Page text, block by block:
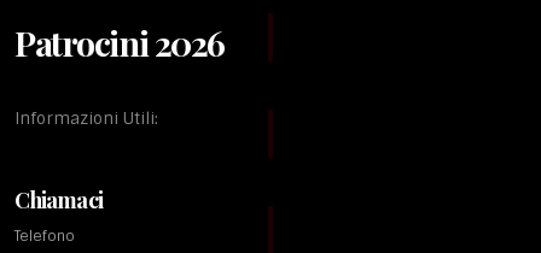
Patrocini 2026
Informazioni Utili:
Chiamaci
Telefono